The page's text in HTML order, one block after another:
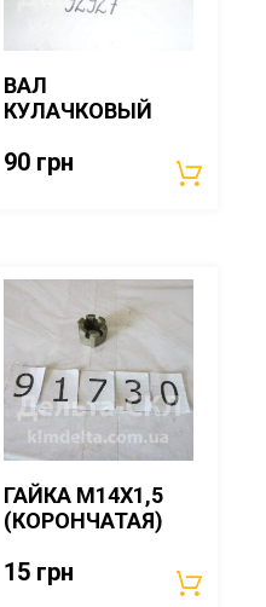
ВАЛ
КУЛАЧКОВЫЙ
90 грн
ГАЙКА М14Х1,5
(КОРОНЧАТАЯ)
15 грн